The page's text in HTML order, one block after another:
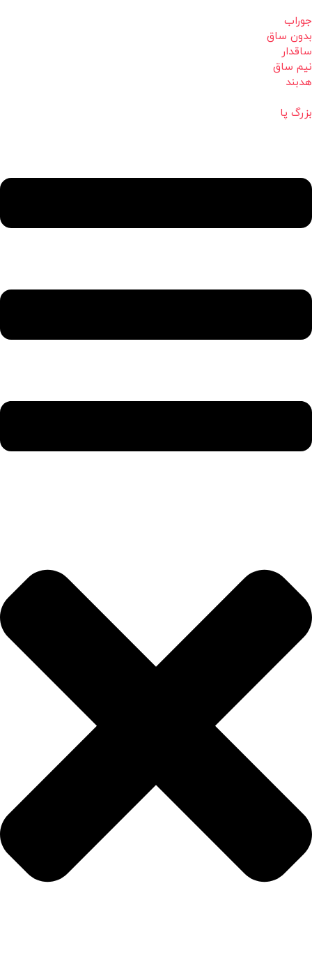
جوراب
بدون ساق
ساقدار
نیم ساق
هدبند
بزرگ پا